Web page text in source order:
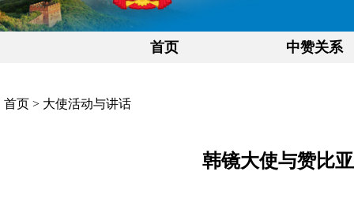
首页 中赞关系
首页 > 大使活动与讲话
韩镜大使与赞比